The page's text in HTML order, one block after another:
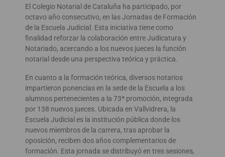
El Colegio Notarial de Cataluña ha participado, por
octavo año consecutivo, en las Jornadas de Formación
de la Escuela Judicial. Esta iniciativa tiene como
finalidad reforzar la colaboración entre Judicatura y
Notariado, acercando a los nuevos jueces la función
notarial desde una perspectiva teórica y práctica.
En cuanto a la formación teórica, diversos notarios
impartieron ponencias en la sede de la Escuela a los
alumnos pertenecientes a la 73ª promoción, integrada
por 138 nuevos jueces. Ubicada en Vallvidrera, la
Escuela Judicial es la institución pública donde los
nuevos miembros de la carrera, tras aprobar la
oposición, reciben dos años complementarios de
formación. Esta jornada se distribuyó en tres sesiones,